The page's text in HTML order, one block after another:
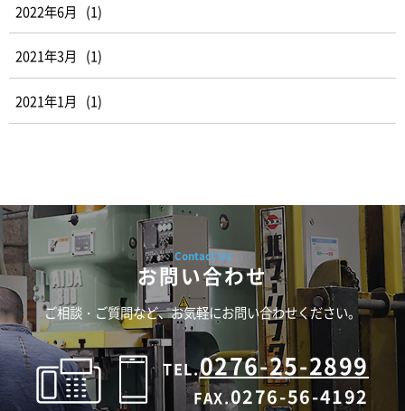
2022年6月 (1)
2021年3月 (1)
2021年1月 (1)
お問い合わせ
ご相談・ご質問など、お気軽にお問い合わせください。
TEL.0276-25-2899
FAX.0276-56-4192